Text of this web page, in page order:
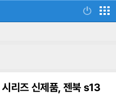
리즈 신제품, 젠북 s13